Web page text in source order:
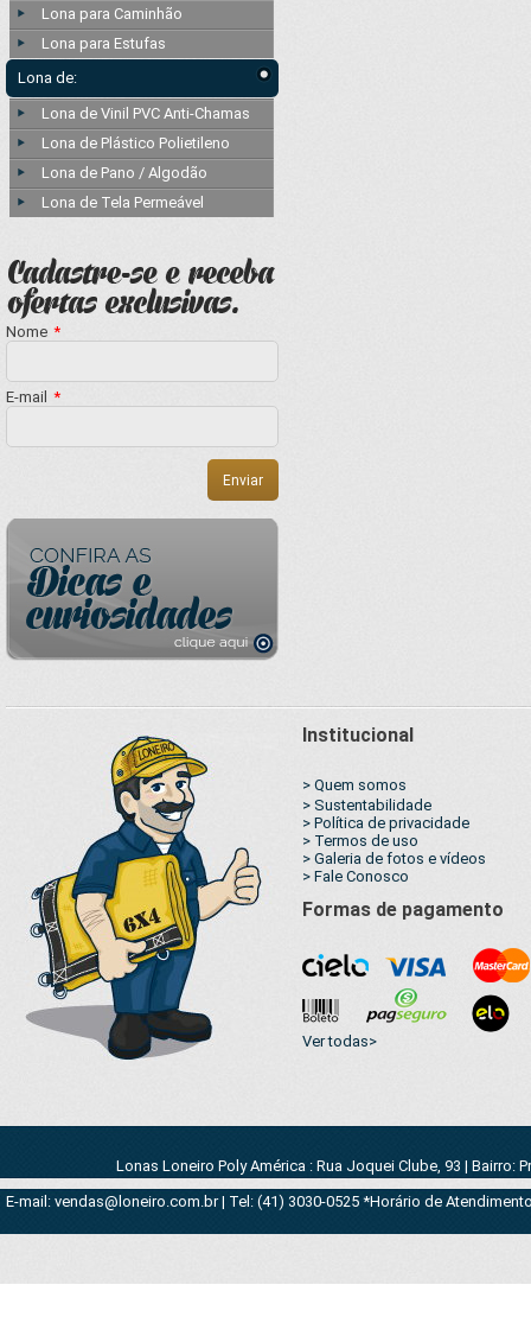
Lona para Caminhão
Lona para Estufas
Lona de:
Lona de Vinil PVC Anti-Chamas
Lona de Plástico Polietileno
Lona de Pano / Algodão
Lona de Tela Permeável
Nome *
E-mail *
Institucional
> Quem somos
> Sustentabilidade
> Política de privacidade
> Termos de uso
> Galeria de fotos e vídeos
> Fale Conosco
Formas de pagamento
Ver todas>
Lonas Loneiro Poly América : Rua Joquei Clube, 93 | Bairro:
E-mail: vendas@loneiro.com.br | Tel: (41) 3030-0525 *Horário de